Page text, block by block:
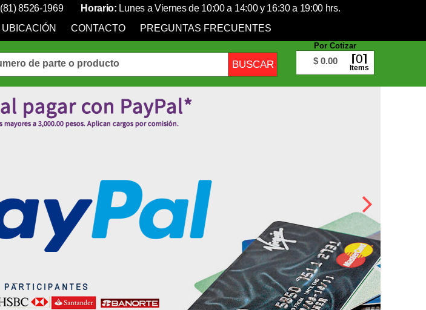
(81) 8526-1969 Horario: Lunes a Viernes de 10:00 a 14:00 y 16:30 a 19:00 hrs.
UBICACIÓN CONTACTO PREGUNTAS FRECUENTES
Por Cotizar
$ 0.00 0
Items